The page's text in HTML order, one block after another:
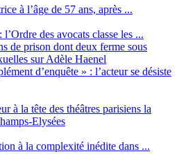
à l’âge de 57 ans, après ...
l’Ordre des avocats classe les ...
de prison dont deux ferme sous
sur Adèle Haenel
d’enquête » : l’acteur se désiste
à la tête des théâtres parisiens la
Elysées
à la complexité inédite dans ...